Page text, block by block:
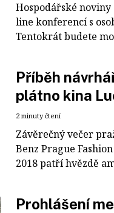
Hospodářské
line konferencí s
Tentokrát budete
Příběh
plátno kina
2 minuty čtení
Závěrečný večer
Benz Prague
2018 patří hvězdě
Prohlášení